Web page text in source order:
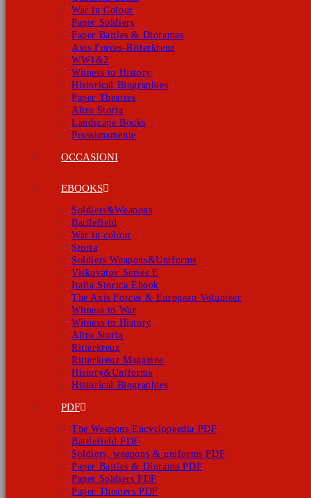
War in Colour
Paper Soldiers
Paper Battles & Dioramas
Axis Forces-Ritterkreuz
WW1&2
Witness to History
Historical Biographies
Paper Theatres
Altra Storia
Landscape Books
Prossimamente
OCCASIONI
EBOOKS
Soldiers&Weapons
Battlefield
War in colour
Storia
Soldiers Weapons&Uniforms
Viskovatov Series E
Italia Storica Ebook
The Axis Forces & European Volunteer
Witness to War
Witness to History
Altra Storia
Ritterkreuz
Ritterkreuz Magazine
History&Uniforms
Historical Biographies
PDF
The Weapons Encyclopaedia PDF
Battlefield PDF
Soldiers, weapons & uniforms PDF
Paper Battles & Diorama PDF
Paper Soldiers PDF
Paper Theaters PDF